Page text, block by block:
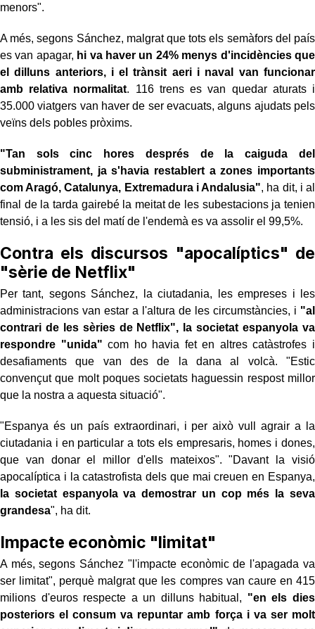
menors".
A més, segons Sánchez, malgrat que tots els semàfors del país
es van apagar, hi va haver un 24% menys d'incidències que
el dilluns anteriors, i el trànsit aeri i naval van funcionar
amb relativa normalitat. 116 trens es van quedar aturats i
35.000 viatgers van haver de ser evacuats, alguns ajudats pels
veïns dels pobles pròxims.
"Tan sols cinc hores després de la caiguda del
subministrament, ja s'havia restablert a zones importants
com Aragó, Catalunya, Extremadura i Andalusia", ha dit, i al
final de la tarda gairebé la meitat de les subestacions ja tenien
tensió, i a les sis del matí de l'endemà es va assolir el 99,5%.
Contra els discursos "apocalíptics" de
"sèrie de Netflix"
Per tant, segons Sánchez, la ciutadania, les empreses i les
administracions van estar a l'altura de les circumstàncies, i "al
contrari de les sèries de Netflix", la societat espanyola va
respondre "unida" com ho havia fet en altres catàstrofes i
desafiaments que van des de la dana al volcà. "Estic
convençut que molt poques societats haguessin respost millor
que la nostra a aquesta situació".
"Espanya és un país extraordinari, i per això vull agrair a la
ciutadania i en particular a tots els empresaris, homes i dones,
que van donar el millor d'ells mateixos". "Davant la visió
apocalíptica i la catastrofista dels que mai creuen en Espanya,
la societat espanyola va demostrar un cop més la seva
grandesa", ha dit.
Impacte econòmic "limitat"
A més, segons Sánchez "l'impacte econòmic de l'apagada va
ser limitat", perquè malgrat que les compres van caure en 415
milions d'euros respecte a un dilluns habitual, "en els dies
posteriors el consum va repuntar amb força i va ser molt